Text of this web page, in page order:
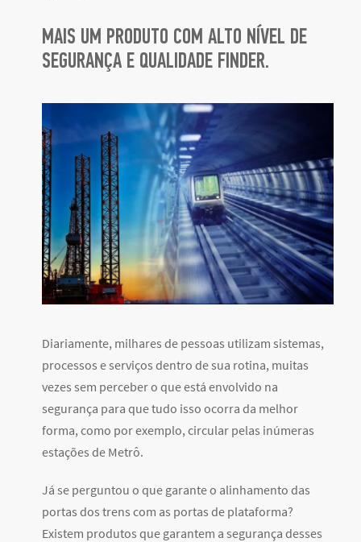
MAIS UM PRODUTO COM ALTO NÍVEL DE
SEGURANÇA E QUALIDADE FINDER.
Diariamente, milhares de pessoas utilizam sistemas,
processos e serviços dentro de sua rotina, muitas
vezes sem perceber o que está envolvido na
segurança para que tudo isso ocorra da melhor
forma, como por exemplo, circular pelas inúmeras
estações de Metrô.
Já se perguntou o que garante o alinhamento das
portas dos trens com as portas de plataforma?
Existem produtos que garantem a segurança desses